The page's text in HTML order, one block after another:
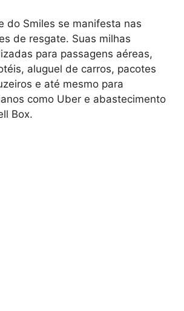
do Smiles se manifesta nas
de resgate. Suas milhas
para passagens aéreas,
aluguel de carros, pacotes
e até mesmo para
como Uber e abastecimento
Box.